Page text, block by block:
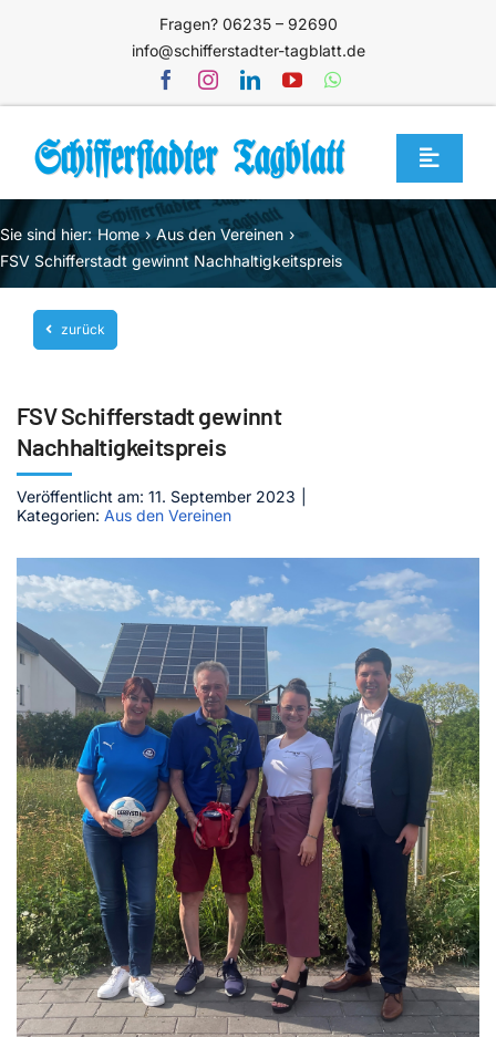
Fragen? 06235 – 92690
info@schifferstadter-tagblatt.de
Toggle
Home
Themen
Blog
Unternehmen
Mediathek
Jetzt abonnieren
Sie sind hier: Home
Aus den Vereinen
FSV Schifferstadt gewinnt Nachhaltigkeitspreis
zurück
FSV Schifferstadt gewinnt
Nachhaltigkeitspreis
Veröffentlicht am: 11. September 2023
Kategorien: Aus den Vereinen